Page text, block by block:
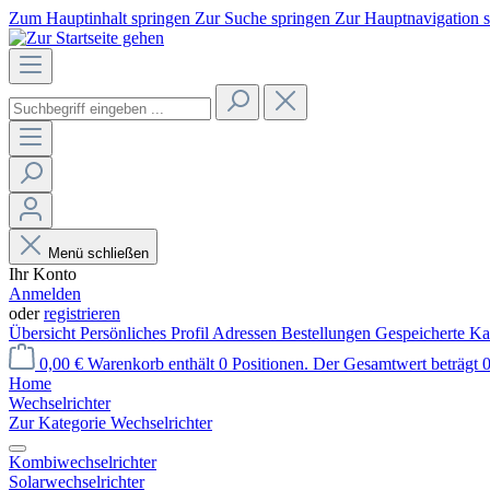
Zum Hauptinhalt springen Zur Suche springen Zur Hauptnavigation
Menü schließen
Ihr Konto
Anmelden
oderregistrieren
Übersicht Persönliches Profil Adressen Bestellungen Gespeicherte
0,00 € Warenkorb enthält 0 Positionen. Der Gesamtwert beträgt
Home
Wechselrichter
Zur Kategorie Wechselrichter
Kombiwechselrichter
Solarwechselrichter